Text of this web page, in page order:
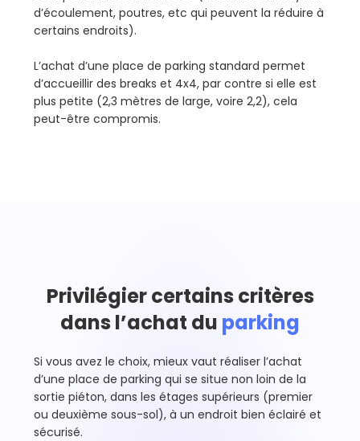
d’écoulement, poutres, etc qui peuvent la réduire à
certains endroits).
L’achat d’une place de parking standard permet
d’accueillir des breaks et 4x4, par contre si elle est
plus petite (2,3 mètres de large, voire 2,2), cela
peut-être compromis.
Privilégier certains critères
dans l’achat du parking
Si vous avez le choix, mieux vaut réaliser l’achat
d’une place de parking qui se situe non loin de la
sortie piéton, dans les étages supérieurs (premier
ou deuxième sous-sol), à un endroit bien éclairé et
sécurisé.